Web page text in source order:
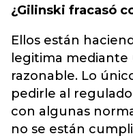
¿Gilinski fracasó
Ellos están
legitima
razonable. Lo
pedirle al
con algunas
no se están